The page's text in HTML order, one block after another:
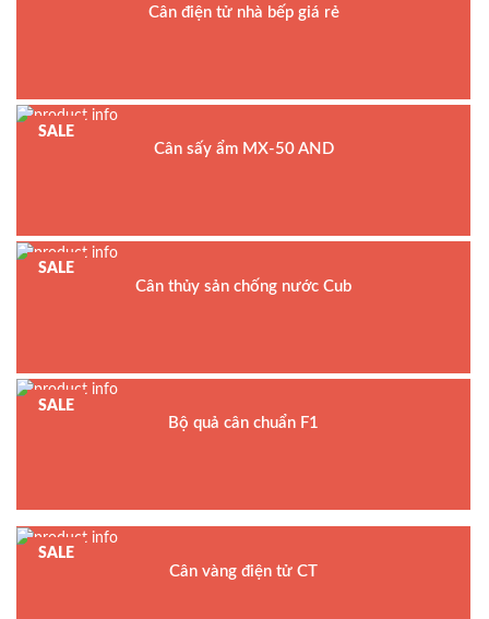
Cân điện tử nhà bếp giá rẻ
Bảo hành: 1 năm
SALE
Cân sấy ẩm MX-50 AND
Xuất xứ : Nhật Bản
Bảo hành: 1 năm
SALE
Cân thủy sản chống nước Cub
Bảo hành: 1 năm
SALE
Bộ quả cân chuẩn F1
SALE
Cân vàng điện tử CT